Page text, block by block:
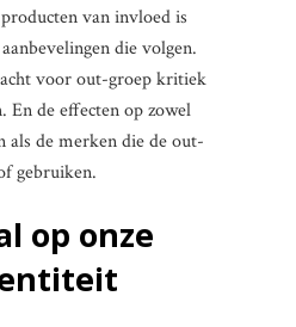
van invloed is
die volgen.
voor out-groep kritiek
En de effecten op zowel
als de merken die de out-
gebruiken.
op onze